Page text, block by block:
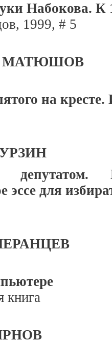
Набокова. К
1999, # 5
МАТЮШОВ
на
эссе для
книга